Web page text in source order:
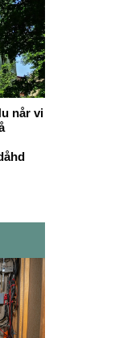
når vi